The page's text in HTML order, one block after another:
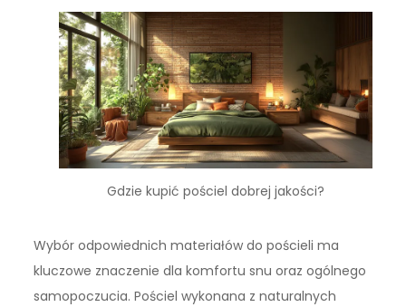
Gdzie kupić pościel dobrej jakości?
Wybór odpowiednich materiałów do pościeli ma
kluczowe znaczenie dla komfortu snu oraz ogólnego
samopoczucia. Pościel wykonana z naturalnych